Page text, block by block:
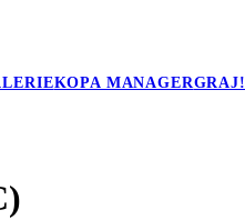
KOPA MANAGERGRAJ!